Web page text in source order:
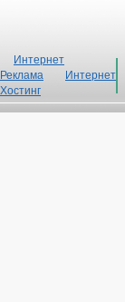
Интернет
Реклама
Интернет
Хостинг